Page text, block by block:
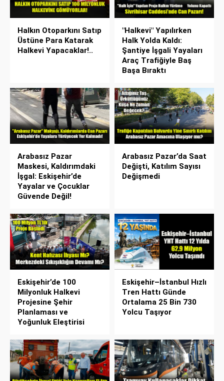
Halkın Otoparkını Satıp
Üstüne Para Katarak
Halkevi Yapacaklar!..
"Halkevi" Yapılırken
Halk Yolda Kaldı:
Şantiye İşgali Yayaları
Araç Trafiğiyle Baş
Başa Bıraktı
Arabasız Pazar
Maskesi, Kaldırımdaki
İşgal: Eskişehir’de
Yayalar ve Çocuklar
Güvende Değil!
Arabasız Pazar’da Saat
Değişti, Katılım Sayısı
Değişmedi
Eskişehir’de 100
Milyonluk Halkevi
Projesine Şehir
Planlaması ve
Yoğunluk Eleştirisi
Eskişehir–İstanbul Hızlı
Tren Hattı Günde
Ortalama 25 Bin 730
Yolcu Taşıyor